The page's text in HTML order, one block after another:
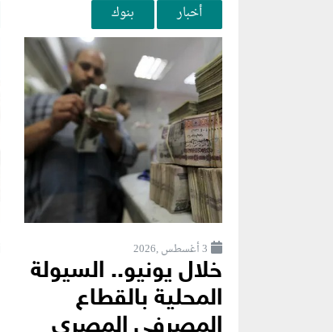
أخبار بنوك
3 أغسطس ,2026
خلال يونيو.. السيولة
المحلية بالقطاع